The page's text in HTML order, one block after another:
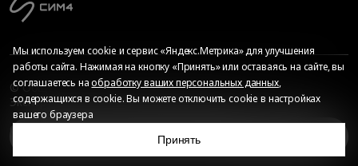
Причины импортозамещения
© Общество с ограниченной ответственностью «ИБС
Экспертиза», 2026. Все права защищены
Сопровождение сайта
Мы используем cookie и сервис «Яндекс.Метрика» для улучшения
работы сайта. Нажимая на кнопку «Принять» или оставаясь на сайте, вы
соглашаетесь наобработку ваших персональных данных,
содержащихся в cookie. Вы можете отключить cookie в настройках
вашего браузера
Принять